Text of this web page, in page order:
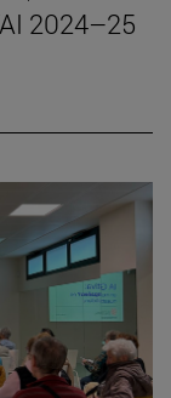
2024–25